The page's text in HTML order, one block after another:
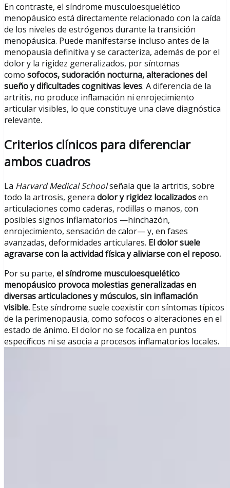
En contraste, el síndrome musculoesquelético
menopáusico está directamente relacionado con la caída
de los niveles de estrógenos durante la transición
menopáusica. Puede manifestarse incluso antes de la
menopausia definitiva y se caracteriza, además de por el
dolor y la rigidez generalizados, por síntomas
como sofocos, sudoración nocturna, alteraciones del
sueño y dificultades cognitivas leves. A diferencia de la
artritis, no produce inflamación ni enrojecimiento
articular visibles, lo que constituye una clave diagnóstica
relevante.
Criterios clínicos para diferenciar
ambos cuadros
La Harvard Medical Schoolseñala que la artritis, sobre
todo la artrosis, genera dolor y rigidez localizadosen
articulaciones como caderas, rodillas o manos, con
posibles signos inflamatorios —hinchazón,
enrojecimiento, sensación de calor— y, en fases
avanzadas, deformidades articulares. El dolor suele
agravarse con la actividad física y aliviarse con el reposo.
Por su parte, el síndrome musculoesquelético
menopáusico provoca molestias generalizadas en
diversas articulaciones y músculos, sin inflamación
visible. Este síndrome suele coexistir con síntomas típicos
de la perimenopausia, como sofocos o alteraciones en el
estado de ánimo. El dolor no se focaliza en puntos
específicos ni se asocia a procesos inflamatorios locales.